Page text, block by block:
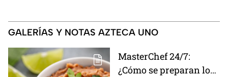
GALERÍAS Y NOTAS AZTECA UNO
MasterChef 24/7:
¿Cómo se preparan los